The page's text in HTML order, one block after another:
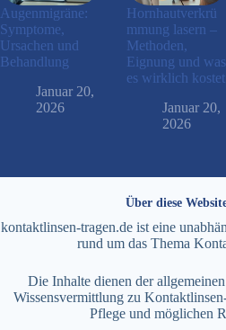
Augenmigräne:
Symptome,
Ursachen und
Behandlung
Januar 20,
2026
Hornhautverkrü
mmung lasern –
Methoden,
Eignung und was
es wirklich kostet
Januar 20,
2026
Über diese
kontaktlinsen-tragen.de ist eine
rund um das Thema
Die Inhalte dienen der
Wissensvermittlung zu
Pflege und möglichen